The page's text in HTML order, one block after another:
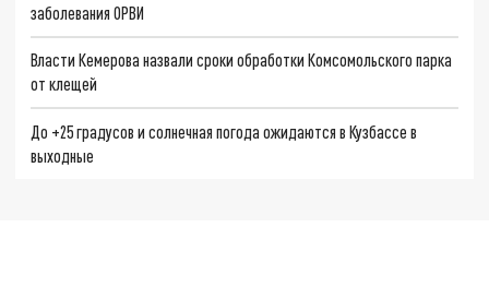
заболевания ОРВИ
Власти Кемерова назвали сроки обработки Комсомольского парка
от клещей
До +25 градусов и солнечная погода ожидаются в Кузбассе в
выходные